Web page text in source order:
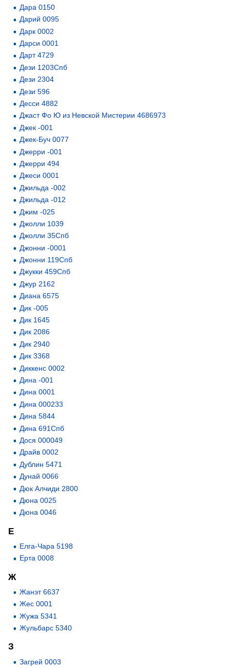
Дара 0150
Дарий 0095
Дарк 0002
Дарси 0001
Дарт 4729
Дези 1203Спб
Дези 2304
Дези 596
Десси 4882
Джаст Фо Ю из Невской Мистерии 4686973
Джек -001
Джек-Буч 0077
Джерри -001
Джерри 494
Джеси 0001
Джильда -002
Джильда -012
Джим -025
Джолли 1039
Джолли 35Спб
Джонни -0001
Джонни 119Спб
Джукки 459Спб
Джур 2162
Диана 6575
Дик -005
Дик 1645
Дик 2086
Дик 2940
Дик 3368
Диккенс 0002
Дина -001
Дина 0001
Дина 000233
Дина 5844
Дина 691Спб
Дося 000049
Драйв 0002
Дублин 5471
Дунай 0066
Дюк Алчиди 2800
Дюна 0025
Дюна 0046
Е
Елга-Чара 5198
Ерта 0008
Ж
Жанэт 6637
Жес 0001
Жужа 5341
Жульбарс 5340
З
Загрей 0003